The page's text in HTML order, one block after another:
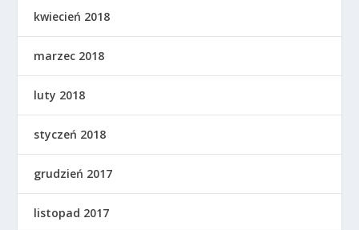
kwiecień 2018
marzec 2018
luty 2018
styczeń 2018
grudzień 2017
listopad 2017